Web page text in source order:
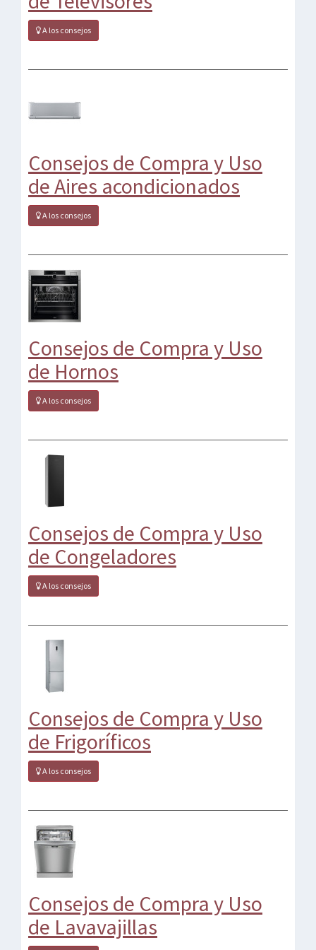
A los consejos
Consejos de Compra y Uso
de Aires acondicionados
A los consejos
Consejos de Compra y Uso
de Hornos
A los consejos
Consejos de Compra y Uso
de Congeladores
A los consejos
Consejos de Compra y Uso
de Frigoríficos
A los consejos
Consejos de Compra y Uso
de Lavavajillas